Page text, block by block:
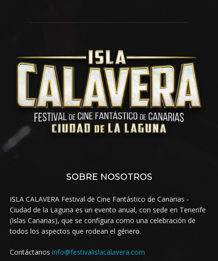
SOBRE NOSOTROS
ISLA CALAVERA Festival de Cine Fantástico de Canarias -
Ciudad de la Laguna es un evento anual, con sede en Tenerife
(Islas Canarias), que se configura como una celebración de
todos los aspectos que rodean el género.
Contáctanos info@festivalislacalavera.com